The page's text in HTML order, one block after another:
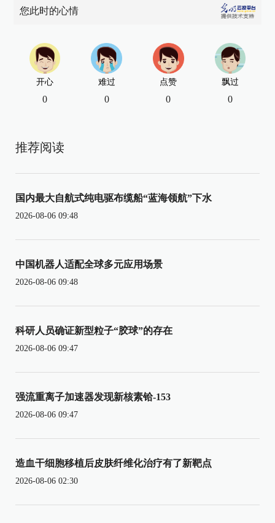
您此时的心情
开心
0
难过
0
点赞
0
飘过
0
推荐阅读
国内最大自航式纯电驱布缆船“蓝海领航”下水
2026-08-06 09:48
中国机器人适配全球多元应用场景
2026-08-06 09:48
科研人员确证新型粒子“胶球”的存在
2026-08-06 09:47
强流重离子加速器发现新核素铪-153
2026-08-06 09:47
造血干细胞移植后皮肤纤维化治疗有了新靶点
2026-08-06 02:30